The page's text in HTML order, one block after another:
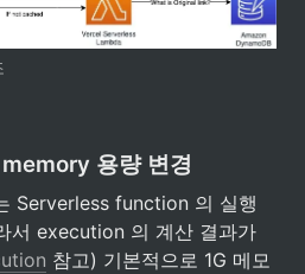
용량 변경
서 execution 의 계산 결과가
참고) 기본적으로 1G 메모